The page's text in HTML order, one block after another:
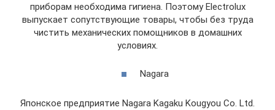
приборам необходима гигиена. Поэтому Electrolux
выпускает сопутствующие товары, чтобы без труда
чистить механических помощников в домашних
условиях.
Nagara
Японское предприятие Nagara Kagaku Kougyou Co. Ltd.